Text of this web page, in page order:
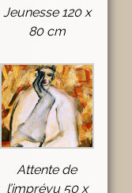
Jeunesse 120 x
80 cm
Attente de
l’imprévu 50 x